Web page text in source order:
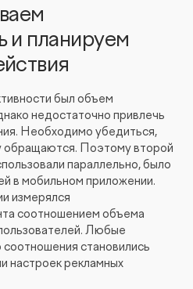
и планируем
был объем
недостаточно привлечь
Необходимо убедиться,
обращаются. Поэтому второй
параллельно, было
в мобильном приложении.
измерялся
соотношением объема
Любые
становились
настроек рекламных